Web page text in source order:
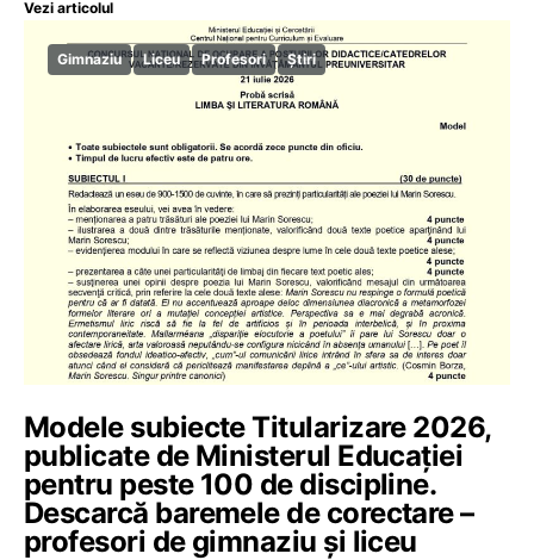
Vezi articolul
Gimnaziu Liceu Profesori Știri
Modele subiecte Titularizare 2026,
publicate de Ministerul Educației
pentru peste 100 de discipline.
Descarcă baremele de corectare –
profesori de gimnaziu și liceu